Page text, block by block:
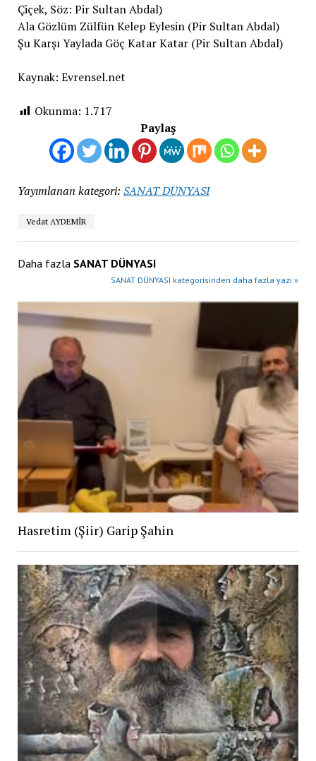
Çiçek, Söz: Pir Sultan Abdal)
Ala Gözlüm Zülfün Kelep Eylesin (Pir Sultan Abdal)
Şu Karşı Yaylada Göç Katar Katar (Pir Sultan Abdal)
Kaynak: Evrensel.net
Okunma: 1.717
Paylaş
Yayımlanan kategori: SANAT DÜNYASI
Vedat AYDEMİR
Daha fazla SANAT DÜNYASI
SANAT DÜNYASI kategorisinden daha fazla yazı »
Hasretim (Şiir) Garip Şahin